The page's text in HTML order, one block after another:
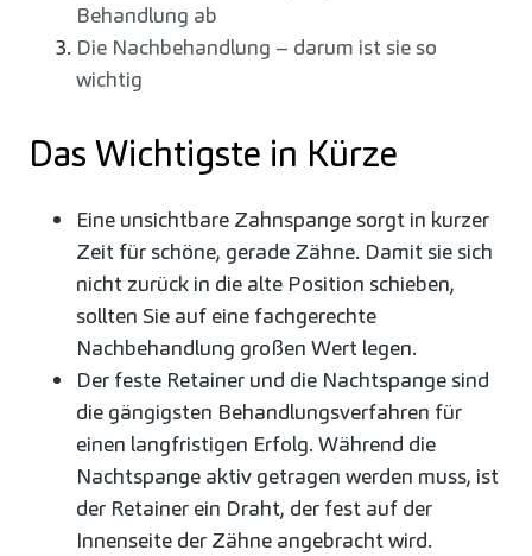
Behandlung ab
Die Nachbehandlung – darum ist sie so
wichtig
Das Wichtigste in Kürze
Eine unsichtbare Zahnspange sorgt in kurzer
Zeit für schöne, gerade Zähne. Damit sie sich
nicht zurück in die alte Position schieben,
sollten Sie auf eine fachgerechte
Nachbehandlung großen Wert legen.
Der feste Retainer und die Nachtspange sind
die gängigsten Behandlungsverfahren für
einen langfristigen Erfolg. Während die
Nachtspange aktiv getragen werden muss, ist
der Retainer ein Draht, der fest auf der
Innenseite der Zähne angebracht wird.